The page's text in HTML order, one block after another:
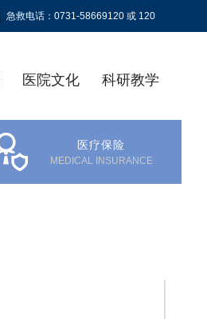
急救电话：0731-58669120 或 120
医院文化 科研教学
医疗保险
MEDICAL INSURANCE